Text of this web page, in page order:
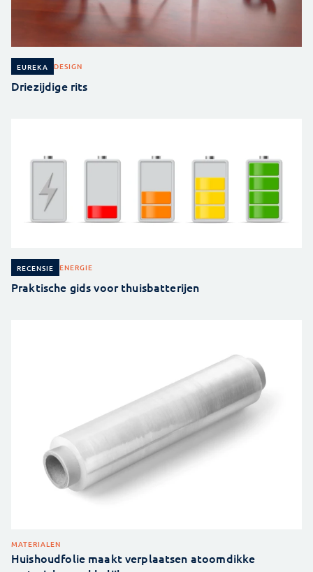
EUREKA DESIGN
Driezijdige rits
RECENSIE ENERGIE
Praktische gids voor thuisbatterijen
MATERIALEN
Huishoudfolie maakt verplaatsen atoomdikke